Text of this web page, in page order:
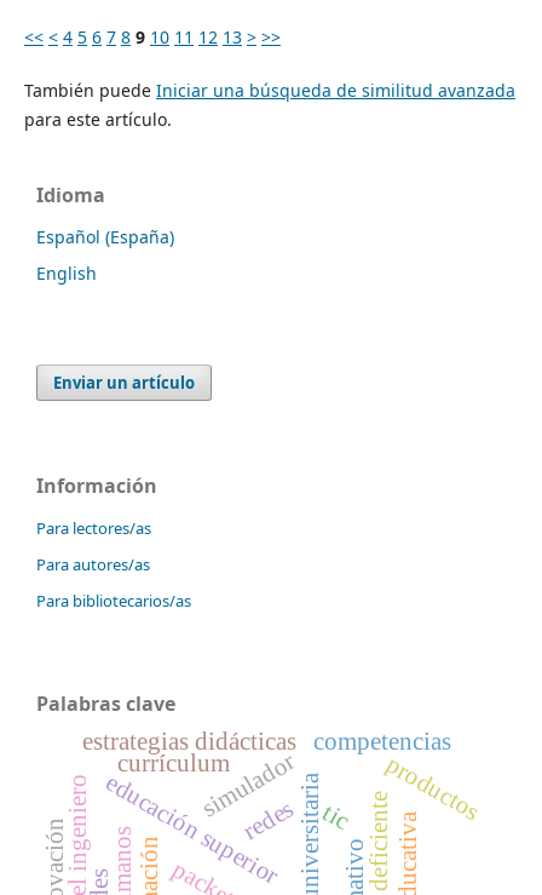
<< < 4 5 6 7 8 9 10 11 12 13 > >>
También puede Iniciar una búsqueda de similitud avanzada
para este artículo.
Idioma
Español (España)
English
Enviar un artículo
Información
Para lectores/as
Para autores/as
Para bibliotecarios/as
Palabras clave
educación superior
simulador
redes tic
estrategias didácticas
productos
currículum
competencias